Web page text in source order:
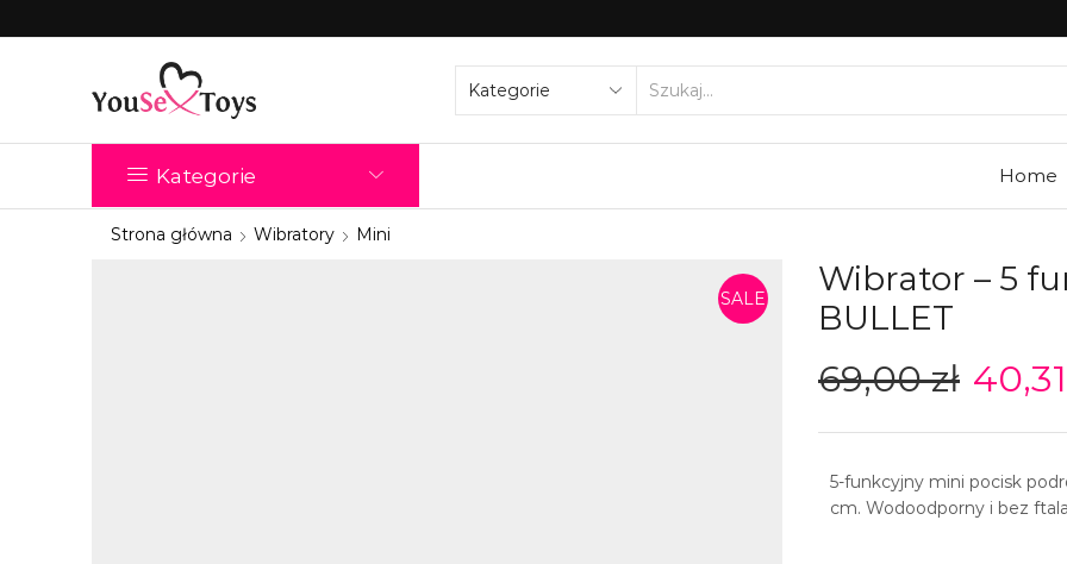
Kategorie Home
Strona główna Wibratory Mini
SALE
Wibrator – 5
BULLET
69,00zł 40,31
5-funkcyjny mini pocisk
cm. Wodoodporny i bez